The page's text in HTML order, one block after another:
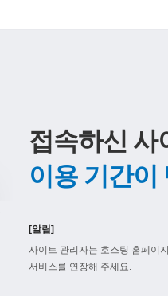
접속하신 사
이용 기간이
[알림]
사이트 관리자는 호스팅 홈페이지
서비스를 연장해 주세요.